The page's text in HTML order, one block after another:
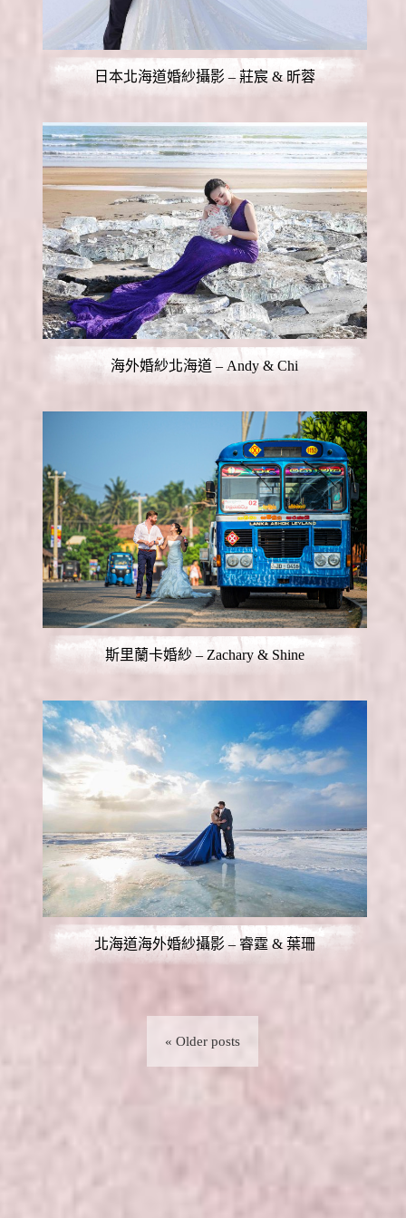
日本北海道婚紗攝影 – 莊宸 & 昕蓉
海外婚紗北海道 – Andy & Chi
斯里蘭卡婚紗 – Zachary & Shine
北海道海外婚紗攝影 – 睿霆 & 葉珊
« Older posts